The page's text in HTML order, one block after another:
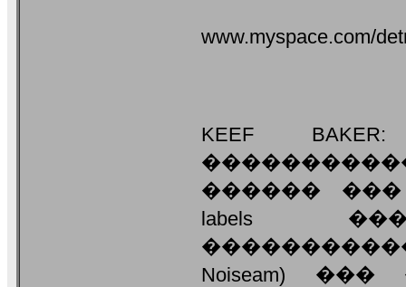
www.myspace.com/
KEEF
������
labels
Noiseam)